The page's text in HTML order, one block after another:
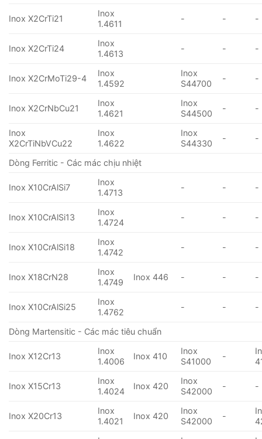
Inox X2CrTi21
Inox
1.4611
- - -
Inox X2CrTi24
Inox
1.4613
- - -
Inox X2CrMoTi29-4
Inox
1.4592
Inox
S44700
- -
Inox X2CrNbCu21
Inox
1.4621
Inox
S44500
- -
Inox
X2CrTiNbVCu22
Inox
1.4622
Inox
S44330
- -
Dòng Ferritic - Các mác chịu nhiệt
Inox X10CrAlSi7
Inox
1.4713
- - -
Inox X10CrAlSi13
Inox
1.4724
- - -
Inox X10CrAlSi18
Inox
1.4742
- - -
Inox X18CrN28
Inox
1.4749
Inox 446 - - -
Inox X10CrAlSi25
Inox
1.4762
- - -
Dòng Martensitic - Các mác tiêu chuẩn
Inox X12Cr13
Inox
1.4006
Inox 410
Inox
S41000
-
Inox X15Cr13
Inox
1.4024
Inox 420
Inox
S42000
- -
Inox X20Cr13
Inox
1.4021
Inox 420
Inox
S42000
-